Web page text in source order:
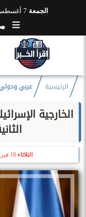
الجمعة 7 أغسطس 2026
الرئيسية عربي ودولي
الخارجية
الثلاثاء